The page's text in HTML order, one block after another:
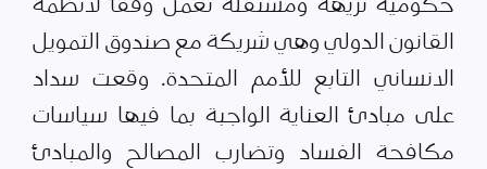
حكومية نزيهة ومستقلة تعمل وفقاً لأنظمة
القانون الدولي وهي شريكة مع صندوق التمويل
الانساني التابع للأمم المتحدة. وقعت سداد
على مبادئ العناية الواجبة بما فيها سياسات
مكافحة الفساد وتضارب المصالح والمبادئ